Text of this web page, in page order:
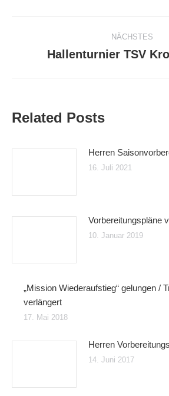
NÄCHSTES
Nächster
Hallenturnier TSV
Related Posts
Herren
16. Juli 2021
Vorbereitungspläne
10. Januar 2019
„Mission Wiederaufstieg“ gelungen /
verlängert
17. Mai 2018
Herren
14. Juni 2017